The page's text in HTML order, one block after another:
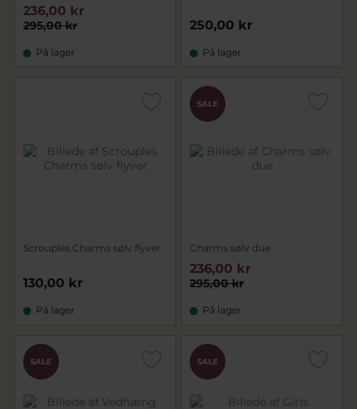
295,00 kr
236,00 kr
På lager
250,00 kr
På lager
Scrouples Charms sølv flyver
130,00 kr
På lager
SALE
Charms sølv due
295,00 kr
236,00 kr
På lager
SALE SALE